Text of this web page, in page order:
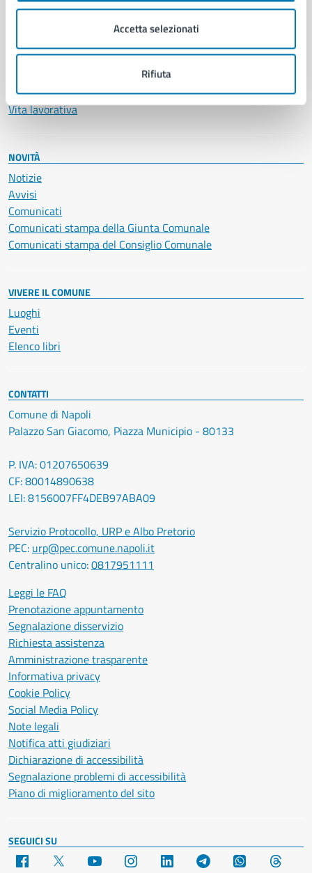
Accetta selezionati
Rifiuta
Documenti e certificati
Educazione e formazione
Giustizia e sicurezza pubblica
Imprese e commercio
Salute, benessere e assistenza
Servizi Cimiteriali
Vita lavorativa
NOVITÀ
Notizie
Avvisi
Comunicati
Comunicati stampa della Giunta Comunale
Comunicati stampa del Consiglio Comunale
VIVERE IL COMUNE
Luoghi
Eventi
Elenco libri
CONTATTI
Comune di Napoli
Palazzo San Giacomo, Piazza Municipio - 80133
P. IVA: 01207650639
CF: 80014890638
LEI: 8156007FF4DEB97ABA09
Servizio Protocollo, URP e Albo Pretorio
PEC: urp@pec.comune.napoli.it
Centralino unico:0817951111
Leggi le FAQ
Prenotazione appuntamento
Segnalazione disservizio
Richiesta assistenza
Amministrazione trasparente
Informativa privacy
Cookie Policy
Social Media Policy
Note legali
Notifica atti giudiziari
Dichiarazione di accessibilità
Segnalazione problemi di accessibilità
Piano di miglioramento del sito
SEGUICI SU
Facebook YouTube Instagram LinkedIn Telegram WhatsApp